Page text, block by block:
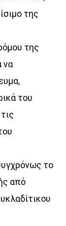
συντροφιά
της
της
της
να
του
το
από